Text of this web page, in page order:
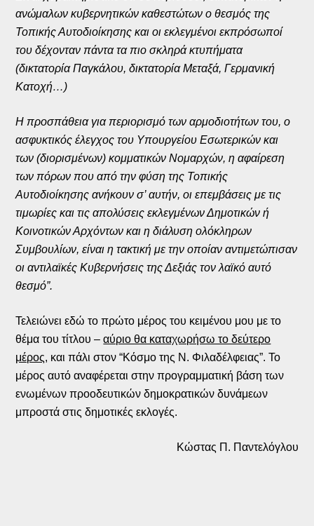
ανώμαλων κυβερνητικών καθεστώτων ο θεσμός της
Τοπικής Αυτοδιοίκησης και οι εκλεγμένοι εκπρόσωποί
του δέχονταν πάντα τα πιο σκληρά κτυπήματα
(δικτατορία Παγκάλου, δικτατορία Μεταξά, Γερμανική
Κατοχή…)
Η προσπάθεια για περιορισμό των αρμοδιοτήτων του, ο
ασφυκτικός έλεγχος του Υπουργείου Εσωτερικών και
των (διορισμένων) κομματικών Νομαρχών, η αφαίρεση
των πόρων που από την φύση της Τοπικής
Αυτοδιοίκησης ανήκουν σ’ αυτήν, οι επεμβάσεις με τις
τιμωρίες και τις απολύσεις εκλεγμένων Δημοτικών ή
Κοινοτικών Αρχόντων και η διάλυση ολόκληρων
Συμβουλίων, είναι η τακτική με την οποίαν αντιμετώπισαν
οι αντιλαϊκές Κυβερνήσεις της Δεξιάς τον λαϊκό αυτό
θεσμό”.
Τελειώνει εδώ το πρώτο μέρος του κειμένου μου με το
θέμα του τίτλου –αύριο θα καταχωρήσω το δεύτερο
μέρος, και πάλι στον “Κόσμο της Ν. Φιλαδέλφειας”. Το
μέρος αυτό αναφέρεται στην προγραμματική βάση των
ενωμένων προοδευτικών δημοκρατικών δυνάμεων
μπροστά στις δημοτικές εκλογές.
Κώστας Π. Παντελόγλου